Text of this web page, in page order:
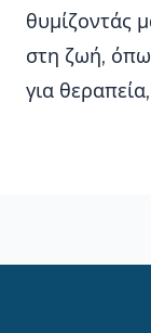
θυμίζοντάς
στη ζωή,
για